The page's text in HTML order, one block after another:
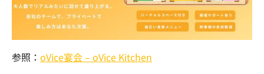
参照： oVice宴会 – oVice Kitchen